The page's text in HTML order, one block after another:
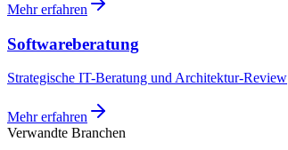
Mehr erfahren
Softwareberatung
Strategische IT-Beratung und Architektur-Review
Mehr erfahren
Verwandte Branchen